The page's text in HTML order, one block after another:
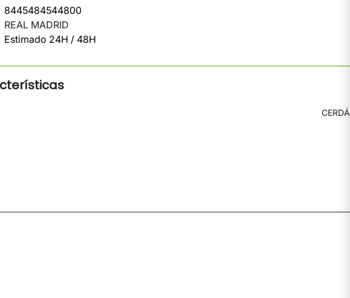
8445484544800
REAL MADRID
Estimado 24H / 48H
CERDÁ